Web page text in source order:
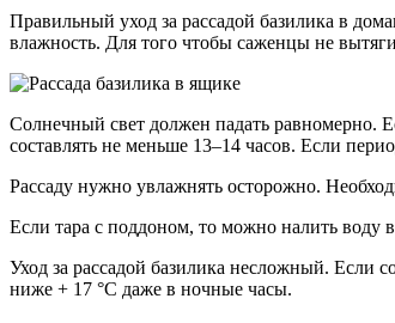
Правильный уход за рассадой базилика в
влажность. Для того чтобы саженцы не
Солнечный свет должен падать равномерно.
составлять не меньше 13–14 часов. Если
Рассаду нужно увлажнять осторожно.
Если тара с поддоном, то можно налить воду
Уход за рассадой базилика несложный. Если
ниже + 17 °C даже в ночные часы.